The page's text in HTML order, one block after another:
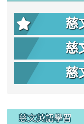
慈
慈
慈
慈文英語學習